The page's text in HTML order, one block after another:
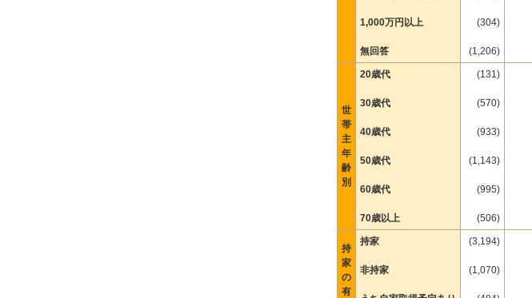
1,000万円以上
無回答
(304)
(1,206)
世
帯
主
年
齢
別
20歳代
30歳代
40歳代
50歳代
60歳代
70歳以上
(131)
(570)
(933)
(1,143)
(995)
(506)
持
家
の
有
持家
非持家
(3,194)
(1,070)